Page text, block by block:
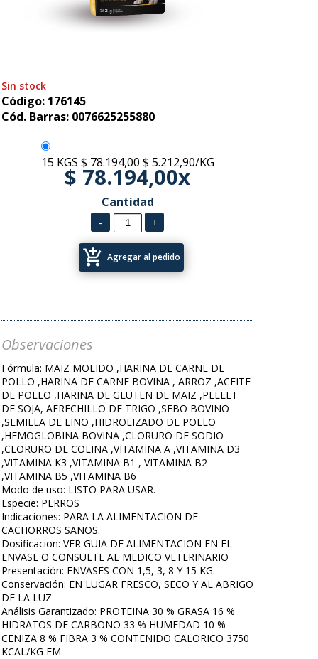
Sin stock
Código: 176145
Cód. Barras: 0076625255880
15 KGS $ 78.194,00 $ 5.212,90/KG
$ 78.194,00x
Cantidad
add_shopping_cart Agregar al pedido
Observaciones
Fórmula: MAIZ MOLIDO ,HARINA DE CARNE DE
POLLO ,HARINA DE CARNE BOVINA , ARROZ ,ACEITE
DE POLLO ,HARINA DE GLUTEN DE MAIZ ,PELLET
DE SOJA, AFRECHILLO DE TRIGO ,SEBO BOVINO
,SEMILLA DE LINO ,HIDROLIZADO DE POLLO
,HEMOGLOBINA BOVINA ,CLORURO DE SODIO
,CLORURO DE COLINA ,VITAMINA A ,VITAMINA D3
,VITAMINA K3 ,VITAMINA B1 , VITAMINA B2
,VITAMINA B5 ,VITAMINA B6
Modo de uso: LISTO PARA USAR.
Especie: PERROS
Indicaciones: PARA LA ALIMENTACION DE
CACHORROS SANOS.
Dosificacion: VER GUIA DE ALIMENTACION EN EL
ENVASE O CONSULTE AL MEDICO VETERINARIO
Presentación: ENVASES CON 1,5, 3, 8 Y 15 KG.
Conservación: EN LUGAR FRESCO, SECO Y AL ABRIGO
DE LA LUZ
Análisis Garantizado: PROTEINA 30 % GRASA 16 %
HIDRATOS DE CARBONO 33 % HUMEDAD 10 %
CENIZA 8 % FIBRA 3 % CONTENIDO CALORICO 3750
KCAL/KG EM